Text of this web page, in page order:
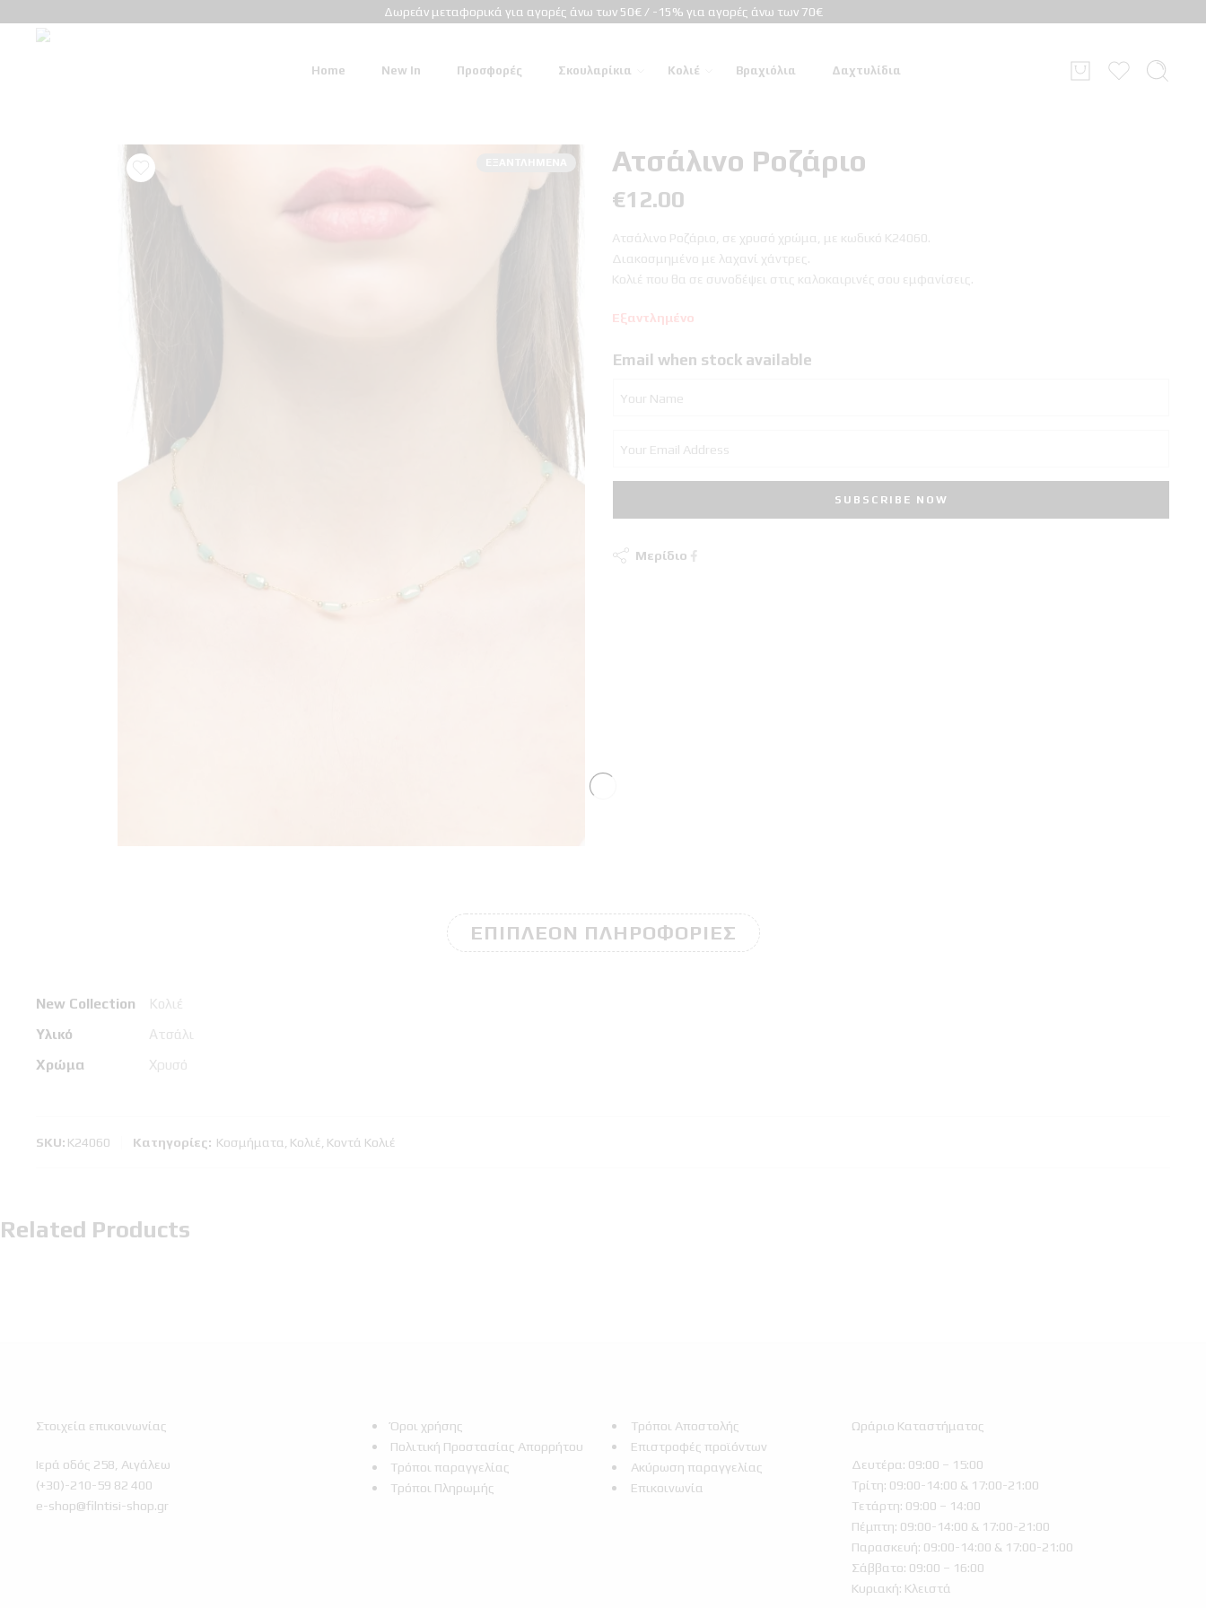
Δωρεάν μεταφορικά για αγορές άνω των 50€ / -15% για αγορές άνω των 70€
Home New In Προσφορές Σκουλαρίκια Κολιέ Βραχιόλια Δαχτυλίδια
Ατσάλινο Ροζάριο
€12.00
Ατσάλινο Ροζάριο, σε χρυσό χρώμα, με κωδικό Κ24060.
Διακοσμημένο με λαχανί χάντρες.
Κολιέ που θα σε συνοδέψει στις καλοκαιρινές σου εμφανίσεις.
Εξαντλημένο
Email when stock available
Μερίδιο
ΕΠΙΠΛΈΟΝ ΠΛΗΡΟΦΟΡΊΕΣ
New Collection
Κολιέ
Υλικό
Ατσάλι
Χρώμα
Χρυσό
SKU: Κ24060 Κατηγορίες: Κοσμήματα Κολιέ Κοντά Κολιέ
Related Products
Στοιχεία επικοινωνίας
Ιερά οδός 258, Αιγάλεω
(+30)-210-59 82 400
e-shop@filntisi-shop.gr
Όροι χρήσης
Πολιτική Προστασίας Απορρήτου
Τρόποι παραγγελίας
Τρόποι Πληρωμής
Τρόποι Αποστολής
Επιστροφές προϊόντων
Ακύρωση παραγγελίας
Επικοινωνία
Ωράριο Καταστήματος
Δευτέρα: 09:00 – 15:00
Τρίτη: 09:00-14:00 & 17:00-21:00
Τετάρτη: 09:00 – 14:00
Πέμπτη: 09:00-14:00 & 17:00-21:00
Παρασκευή: 09:00-14:00 & 17:00-21:00
Σάββατο: 09:00 – 16:00
Κυριακή: Κλειστά